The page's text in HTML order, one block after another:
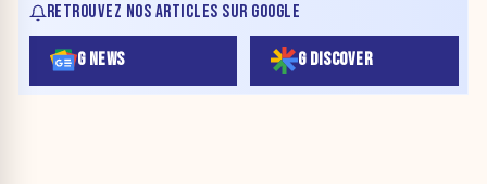
RETROUVEZ NOS ARTICLES SUR GOOGLE
G NEWS G DISCOVER